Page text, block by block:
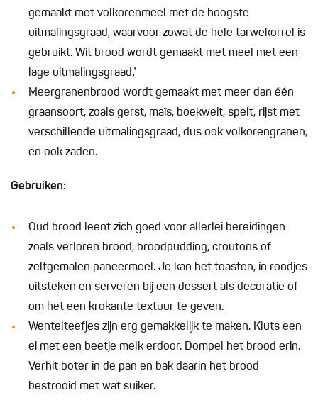
gemaakt met volkorenmeel met de hoogste
uitmalingsgraad, waarvoor zowat de hele tarwekorrel is
gebruikt. Wit brood wordt gemaakt met meel met een
lage uitmalingsgraad.̓
Meergranenbrood wordt gemaakt met meer dan één
graansoort, zoals gerst, maïs, boekweit, spelt, rijst met
verschillende uitmalingsgraad, dus ook volkorengranen,
en ook zaden.
Gebruiken:
Oud brood leent zich goed voor allerlei bereidingen
zoals verloren brood, broodpudding, croutons of
zelfgemalen paneermeel. Je kan het toasten, in rondjes
uitsteken en serveren bij een dessert als decoratie of
om het een krokante textuur te geven.
Wentelteefjes zijn erg gemakkelijk te maken. Kluts een
ei met een beetje melk erdoor. Dompel het brood erin.
Verhit boter in de pan en bak daarin het brood
bestrooid met wat suiker.